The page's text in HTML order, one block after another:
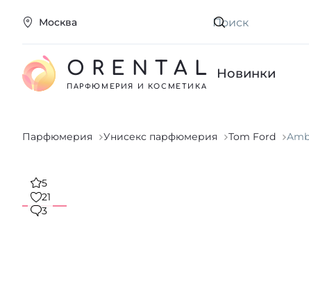
Москва Искать
ORENTAL
ПАРФЮМЕРИЯ И КОСМЕТИКА
Новинки
Парфюмерия Унисекс парфюмерия Tom Ford
5
21
3